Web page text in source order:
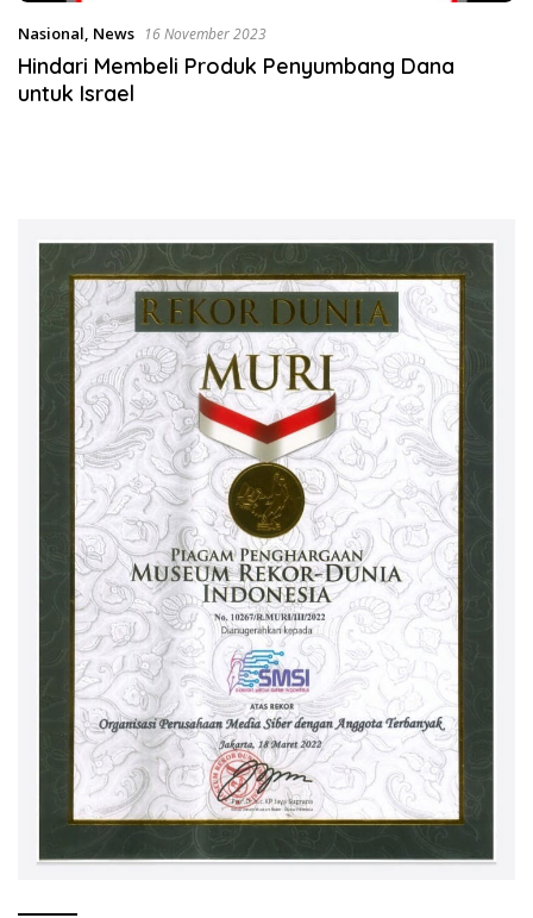
Nasional, News 16 November 2023
Hindari Membeli Produk Penyumbang Dana
untuk Israel